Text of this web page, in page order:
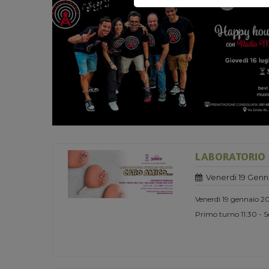
Venerdi 19
Venerdì 19 gennaio
Primo turno 11:30 -